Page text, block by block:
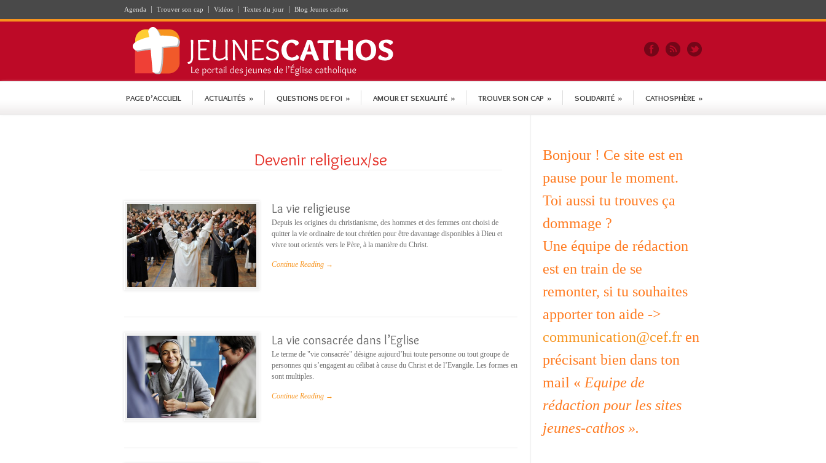
Agenda Trouver son cap Vidéos Textes du jour Blog Jeunes cathos
PAGE D’ACCUEIL ACTUALITÉS » QUESTIONS DE FOI » AMOUR ET SEXUALITÉ » TROUVER SON CAP » SOLIDARITÉ » CATHOSPHÈRE »
Devenir religieux/se
La vie religieuse
Depuis les origines du christianisme, des hommes et des femmes ont choisi de
quitter la vie ordinaire de tout chrétien pour être davantage disponibles à Dieu et
vivre tout orientés vers le Père, à la manière du Christ.
Continue Reading →
La vie consacrée dans l’Eglise
Le terme de "vie consacrée" désigne aujourd’hui toute personne ou tout groupe de
personnes qui s’engagent au célibat à cause du Christ et de l’Evangile. Les formes en
sont multiples.
Continue Reading →
Bonjour ! Ce site est en
pause pour le moment.
Toi aussi tu trouves ça
dommage ?
Une équipe de rédaction
est en train de se
remonter, si tu souhaites
apporter ton aide ->
communication@cef.fr en
précisant bien dans ton
mail « Equipe de
rédaction pour les sites
jeunes-cathos ».